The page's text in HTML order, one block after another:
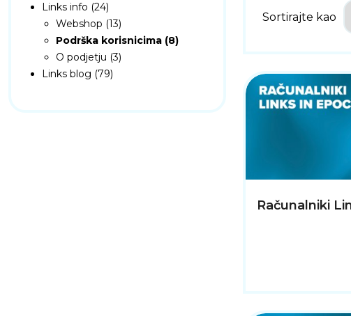
Links info (24)
Webshop (13)
Podrška korisnicima (8)
O podjetju (3)
Links blog (79)
Sortirajte kao
Računalniki